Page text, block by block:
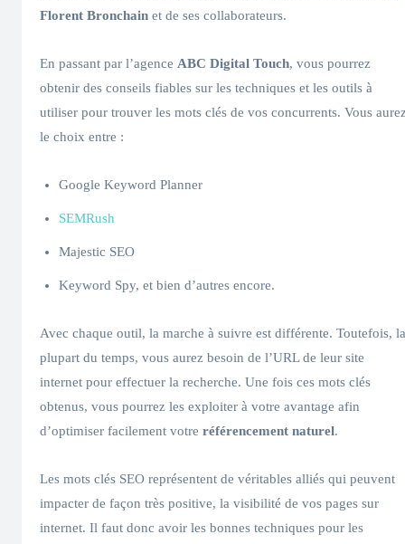
Florent Bronchain et de ses collaborateurs.
En passant par l’agence ABC Digital Touch, vous pourrez
obtenir des conseils fiables sur les techniques et les outils à
utiliser pour trouver les mots clés de vos concurrents. Vous
le choix entre :
Google Keyword Planner
SEMRush
Majestic SEO
Keyword Spy, et bien d’autres encore.
Avec chaque outil, la marche à suivre est différente. Toutefois, la
plupart du temps, vous aurez besoin de l’URL de leur site
internet pour effectuer la recherche. Une fois ces mots clés
obtenus, vous pourrez les exploiter à votre avantage afin
d’optimiser facilement votre référencement naturel.
Les mots clés SEO représentent de véritables alliés qui peuvent
impacter de façon très positive, la visibilité de vos pages sur
internet. Il faut donc avoir les bonnes techniques pour les